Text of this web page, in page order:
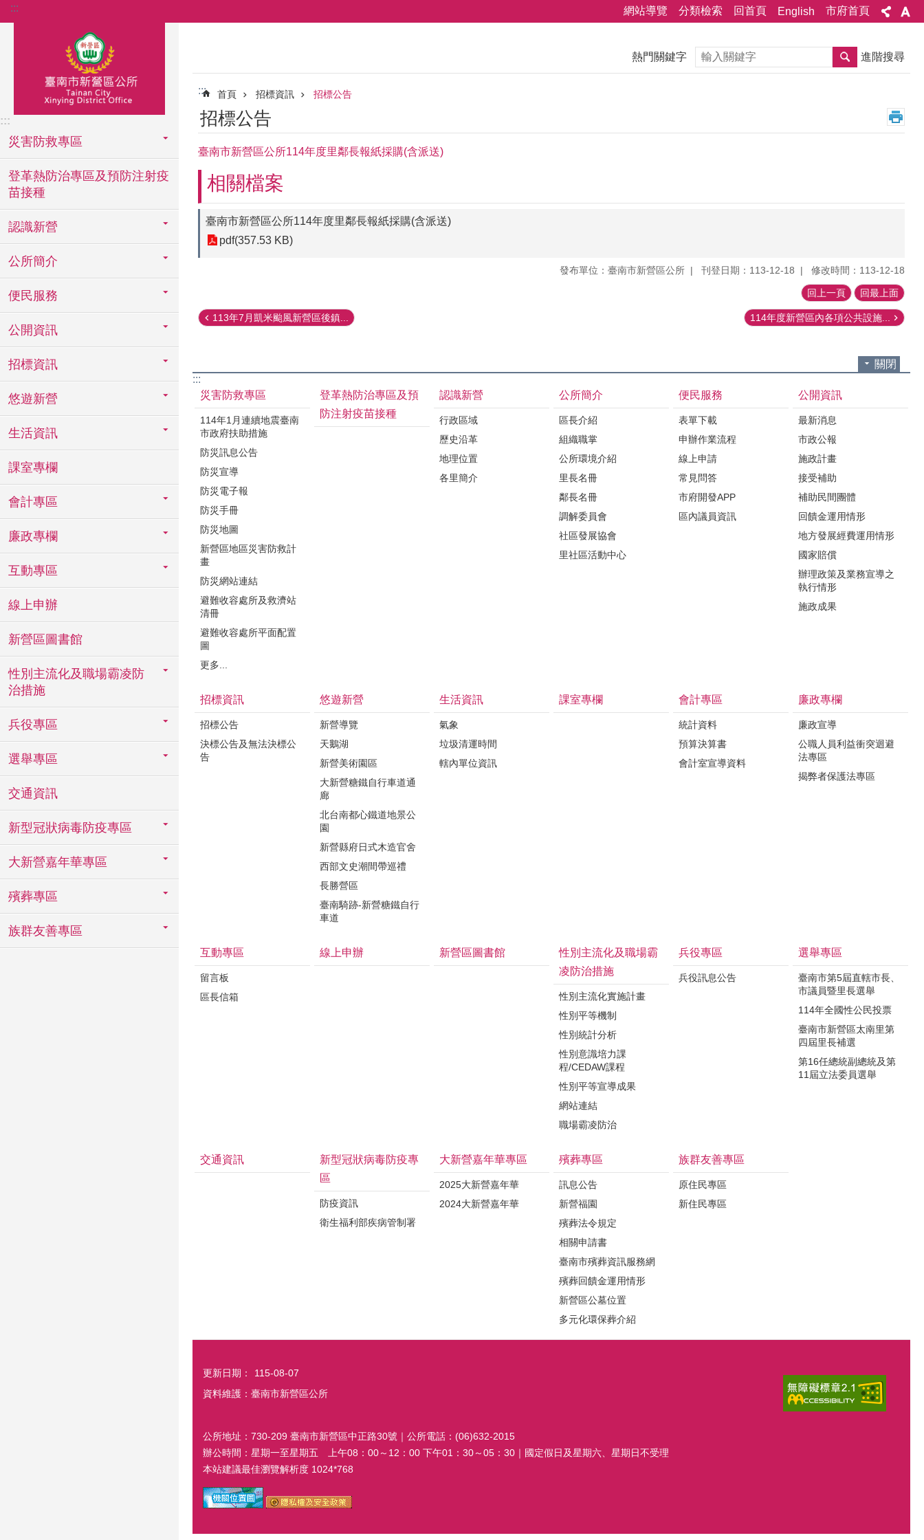
跳到主要內容區塊
::: 網站導覽 分類檢索 回首頁 English 市府首頁
:::
災害防救專區
登革熱防治專區及預防注射疫
苗接種
認識新營
公所簡介
便民服務
公開資訊
招標資訊
悠遊新營
生活資訊
課室專欄
會計專區
廉政專欄
互動專區
線上申辦
新營區圖書館
性別主流化及職場霸凌防
治措施
兵役專區
選舉專區
交通資訊
新型冠狀病毒防疫專區
大新營嘉年華專區
殯葬專區
族群友善專區
熱門關鍵字 搜尋 進階搜尋
::: 首頁 招標資訊 招標公告
招標公告
臺南市新營區公所114年度里鄰長報紙採購(含派送)
相關檔案
臺南市新營區公所114年度里鄰長報紙採購(含派送)
pdf(357.53 KB)
發布單位：臺南市新營區公所 刊登日期：113-12-18 修改時間：113-12-18
回上一頁 回最上面
113年7月凱米颱風新營區後鎮... 114年度新營區內各項公共設施...
關閉
:::
災害防救專區
114年1月連續地震臺南
市政府扶助措施
防災訊息公告
防災宣導
防災電子報
防災手冊
防災地圖
新營區地區災害防救計
畫
防災網站連結
避難收容處所及救濟站
清冊
避難收容處所平面配置
圖
更多...
登革熱防治專區及預
防注射疫苗接種
認識新營
行政區域
歷史沿革
地理位置
各里簡介
公所簡介
區長介紹
組織職掌
公所環境介紹
里長名冊
鄰長名冊
調解委員會
社區發展協會
里社區活動中心
便民服務
表單下載
申辦作業流程
線上申請
常見問答
市府開發APP
區內議員資訊
公開資訊
最新消息
市政公報
施政計畫
接受補助
補助民間團體
回饋金運用情形
地方發展經費運用情形
國家賠償
辦理政策及業務宣導之
執行情形
施政成果
招標資訊
招標公告
決標公告及無法決標公
告
悠遊新營
新營導覽
天鵝湖
新營美術園區
大新營糖鐵自行車道通
廊
北台南都心鐵道地景公
園
新營縣府日式木造官舍
西部文史潮間帶巡禮
長勝營區
臺南騎跡-新營糖鐵自行
車道
生活資訊
氣象
垃圾清運時間
轄內單位資訊
課室專欄 會計專區
統計資料
預算決算書
會計室宣導資料
廉政專欄
廉政宣導
公職人員利益衝突迴避
法專區
揭弊者保護法專區
互動專區
留言板
區長信箱
線上申辦 新營區圖書館
性別主流化及職場霸
凌防治措施
性別主流化實施計畫
性別平等機制
性別統計分析
性別意識培力課
程/CEDAW課程
性別平等宣導成果
網站連結
職場霸凌防治
兵役專區
兵役訊息公告
選舉專區
臺南市第5屆直轄市長、
市議員暨里長選舉
114年全國性公民投票
臺南市新營區太南里第
四屆里長補選
第16任總統副總統及第
11屆立法委員選舉
交通資訊
新型冠狀病毒防疫專
區
防疫資訊
衛生福利部疾病管制署
大新營嘉年華專區
2025大新營嘉年華
2024大新營嘉年華
殯葬專區
訊息公告
新營福園
殯葬法令規定
相關申請書
臺南市殯葬資訊服務網
殯葬回饋金運用情形
新營區公墓位置
多元化環保葬介紹
族群友善專區
原住民專區
新住民專區
更新日期：
115-08-07
資料維護：臺南市新營區公所
公所地址：730-209 臺南市新營區中正路30號｜公所電話：(06)632-2015
辦公時間：星期一至星期五 上午08：00～12：00 下午01：30～05：30｜國定假日及星期六、星期日不受理
本站建議最佳瀏覽解析度 1024*768